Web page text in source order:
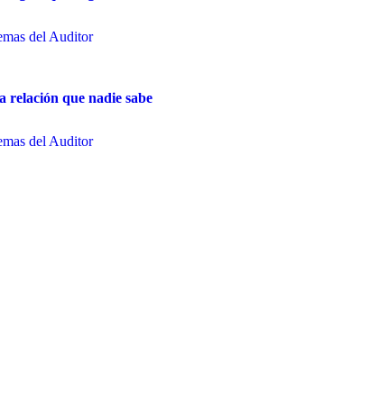
del Auditor
relación que nadie sabe
del Auditor